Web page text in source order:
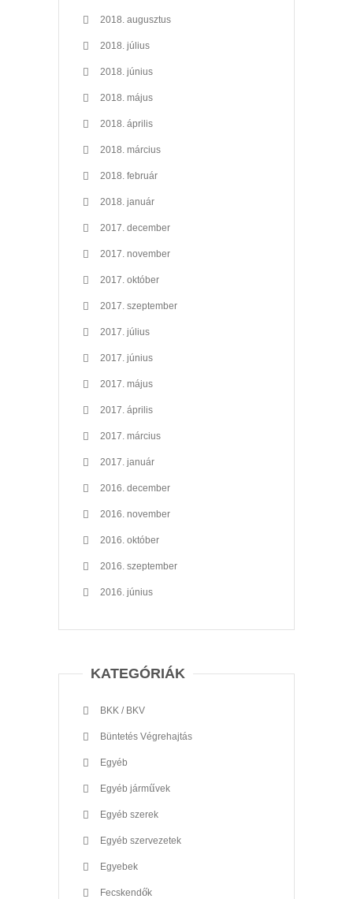
2018. augusztus
2018. július
2018. június
2018. május
2018. április
2018. március
2018. február
2018. január
2017. december
2017. november
2017. október
2017. szeptember
2017. július
2017. június
2017. május
2017. április
2017. március
2017. január
2016. december
2016. november
2016. október
2016. szeptember
2016. június
KATEGÓRIÁK
BKK / BKV
Büntetés Végrehajtás
Egyéb
Egyéb járművek
Egyéb szerek
Egyéb szervezetek
Egyebek
Fecskendők